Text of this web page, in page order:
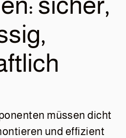
müssen dicht
und effizient